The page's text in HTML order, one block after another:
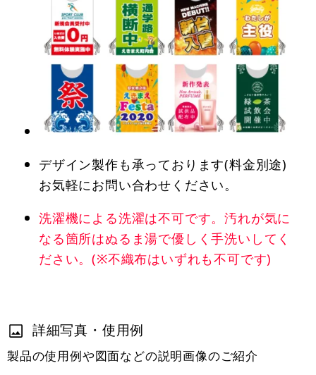
デザイン製作も承っております(料金別途)
お気軽にお問い合わせください。
洗濯機による洗濯は不可です。汚れが気に
なる箇所はぬるま湯で優しく手洗いしてく
ださい。(※不織布はいずれも不可です)
詳細写真・使用例
製品の使用例や図面などの説明画像のご紹介